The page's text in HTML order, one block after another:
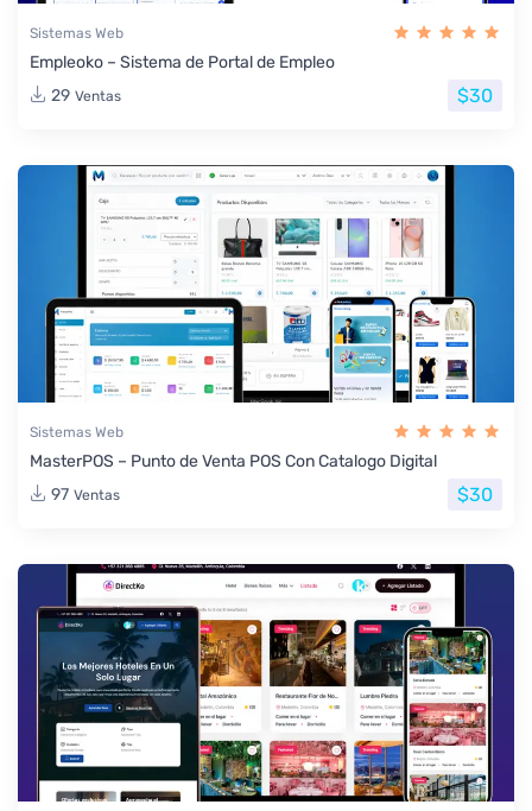
Sistemas Web
Empleoko – Sistema de Portal de Empleo
29 Ventas $30
Sistemas Web
MasterPOS – Punto de Venta POS Con Catalogo Digital
97 Ventas $30